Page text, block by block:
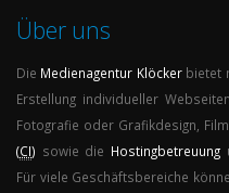
Über uns
Die Medienagentur Klöckerbietet
Erstellung individueller
Fotografie oder Grafikdesign,
(CI) sowie die Hostingbetreuung
Für viele Geschäftsbereiche